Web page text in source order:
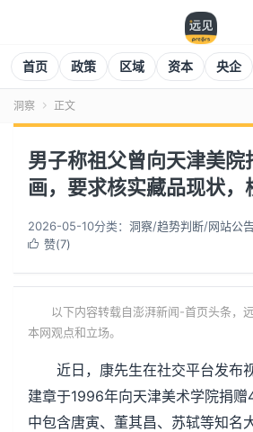
首页 政策 区域 资本 央企
洞察  正文
男子称祖父曾向天津美
画，要求核实藏品现状，
2026-05-10分类： 洞察/趋势判断/网站公
 赞(7)
以下内容转载自澎湃新闻-首页头条，
本网观点和立场。
近日，康先生在社交平台发布
建章于1996年向天津美术学院捐
中包含唐寅、董其昌、苏轼等知名